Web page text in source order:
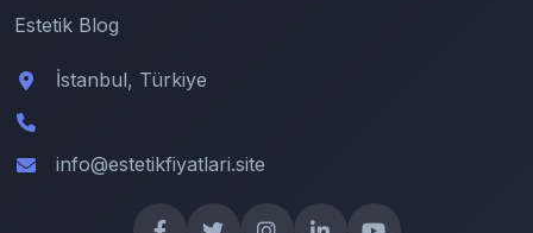
Estetik Blog
İstanbul, Türkiye
info@estetikfiyatlari.site